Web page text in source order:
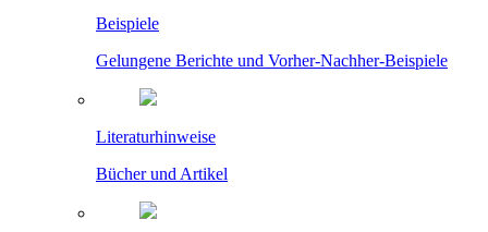
Beispiele
Gelungene Berichte und Vorher-Nachher-Beispiele
Literaturhinweise
Bücher und Artikel